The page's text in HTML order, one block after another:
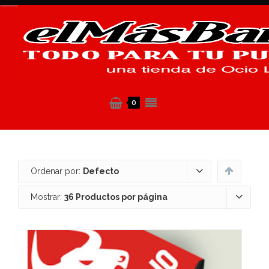
0
Ordenar por: Defecto
Mostrar: 36 Productos por página